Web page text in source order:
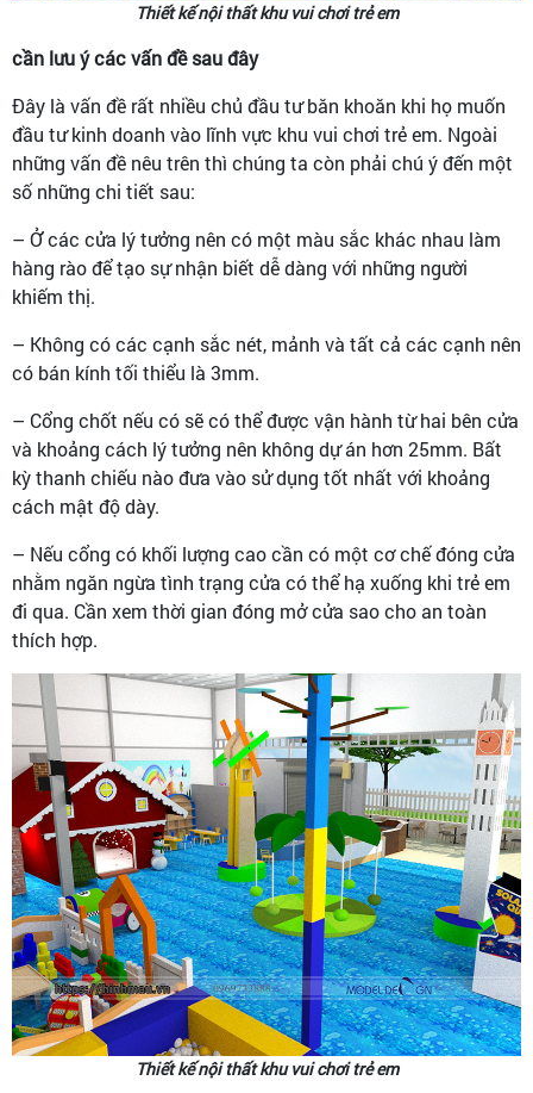
Thiết kế nội thất khu vui chơi trẻ em
cần lưu ý các vấn đề sau đây
Đây là vấn đề rất nhiều chủ đầu tư băn khoăn khi họ muốn
đầu tư kinh doanh vào lĩnh vực khu vui chơi trẻ em. Ngoài
những vấn đề nêu trên thì chúng ta còn phải chú ý đến một
số những chi tiết sau:
– Ở các cửa lý tưởng nên có một màu sắc khác nhau làm
hàng rào để tạo sự nhận biết dễ dàng với những người
khiếm thị.
– Không có các cạnh sắc nét, mảnh và tất cả các cạnh nên
có bán kính tối thiểu là 3mm.
– Cổng chốt nếu có sẽ có thể được vận hành từ hai bên cửa
và khoảng cách lý tưởng nên không dự án hơn 25mm. Bất
kỳ thanh chiếu nào đưa vào sử dụng tốt nhất với khoảng
cách mật độ dày.
– Nếu cổng có khối lượng cao cần có một cơ chế đóng cửa
nhằm ngăn ngừa tình trạng cửa có thể hạ xuống khi trẻ em
đi qua. Cần xem thời gian đóng mở cửa sao cho an toàn
thích hợp.
Thiết kế nội thất khu vui chơi trẻ em